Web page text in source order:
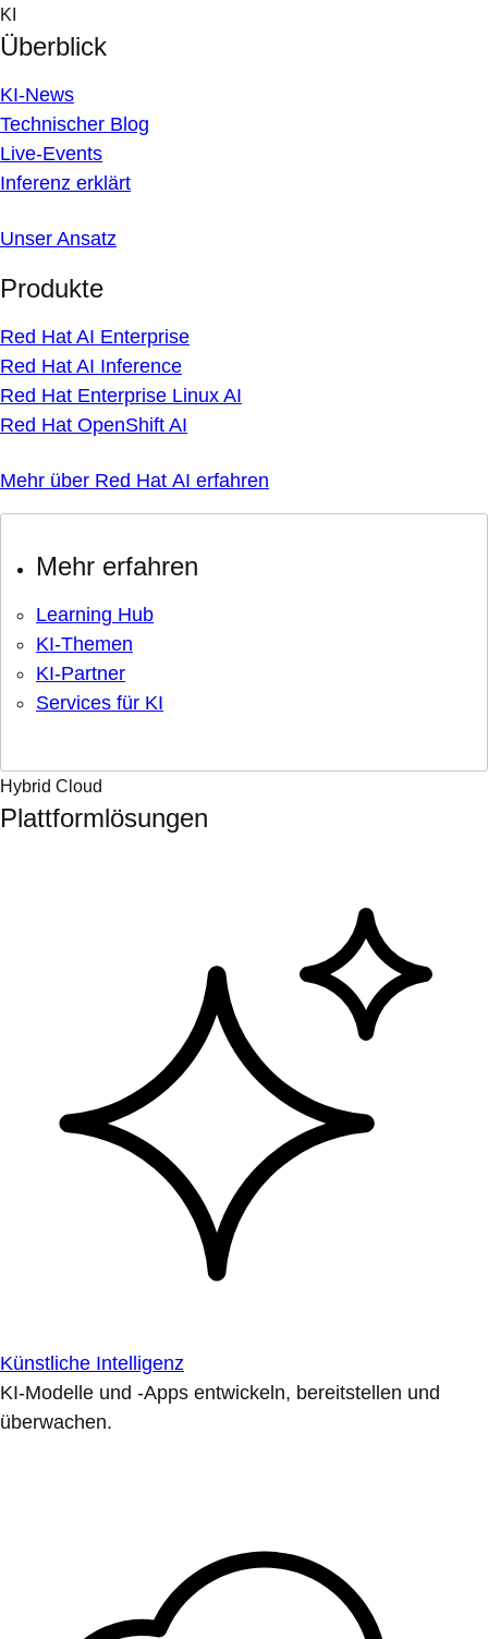
Skip
to
content
KI
Überblick
KI-News
Technischer Blog
Live-Events
Inferenz erklärt
Unser Ansatz
Produkte
Red Hat AI Enterprise
Red Hat AI Inference
Red Hat Enterprise Linux AI
Red Hat OpenShift AI
Mehr über Red Hat AI erfahren
Mehr erfahren
Learning Hub
KI-Themen
KI-Partner
Services für KI
Hybrid Cloud
Plattformlösungen
Künstliche Intelligenz
KI-Modelle und -Apps entwickeln, bereitstellen und
überwachen.